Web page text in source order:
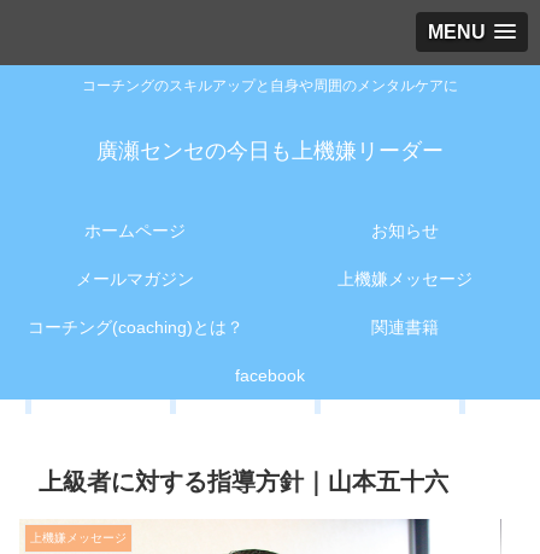
MENU
コーチングのスキルアップと自身や周囲のメンタルケアに
廣瀬センセの今日も上機嫌リーダー
ホームページ お知らせ
メールマガジン 上機嫌メッセージ
コーチング(coaching)とは？ 関連書籍
facebook
上級者に対する指導方針｜山本五十六
上機嫌メッセージ